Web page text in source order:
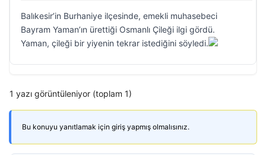
Balıkesir’in Burhaniye ilçesinde, emekli muhasebeci
Bayram Yaman’ın ürettiği Osmanlı Çileği ilgi gördü.
Yaman, çileği bir yiyenin tekrar istediğini söyledi.
1 yazı görüntüleniyor (toplam 1)
Bu konuyu yanıtlamak için giriş yapmış olmalısınız.